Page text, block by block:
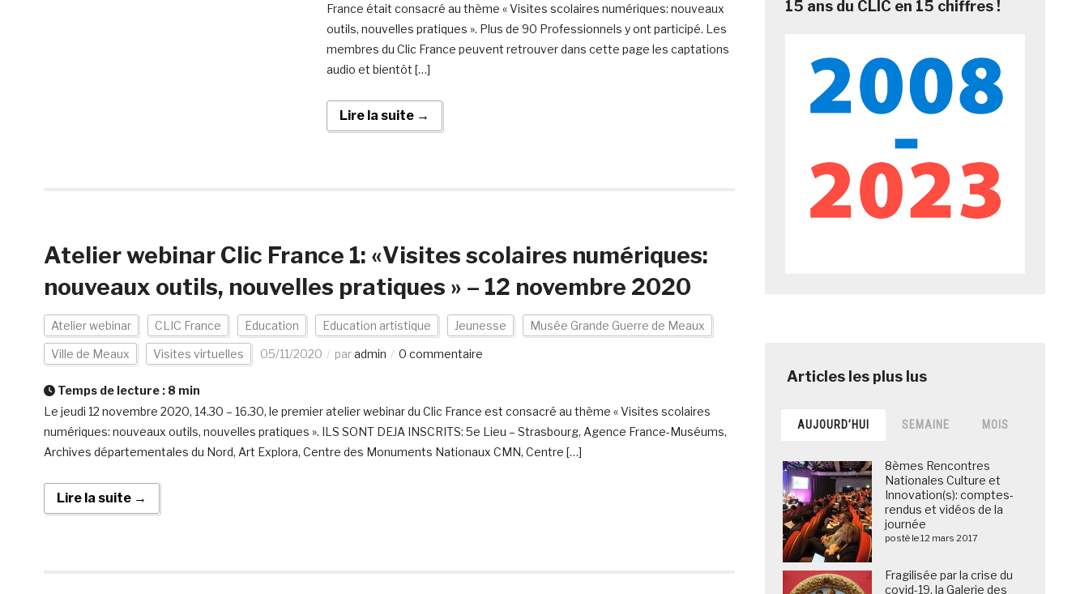
France était consacré au thème « Visites scolaires numériques: nouveaux
outils, nouvelles pratiques ». Plus de 90 Professionnels y ont participé. Les
membres du Clic France peuvent retrouver dans cette page les captations
audio et bientôt […]
Lire la suite →
Atelier webinar Clic France 1: «Visites scolaires numériques:
nouveaux outils, nouvelles pratiques » – 12 novembre 2020
Atelier webinar CLIC France Education Education artistique Jeunesse Musée Grande Guerre de Meaux
Ville de Meaux Visites virtuelles 05/11/2020 paradmin 0 commentaire
Temps de lecture : 8 min
Le jeudi 12 novembre 2020, 14.30 – 16.30, le premier atelier webinar du Clic France est consacré au thème « Visites scolaires
numériques: nouveaux outils, nouvelles pratiques ». ILS SONT DEJA INSCRITS: 5e Lieu – Strasbourg, Agence France-Muséums,
Archives départementales du Nord, Art Explora, Centre des Monuments Nationaux CMN, Centre […]
Lire la suite →
15 ans du CLIC en 15 chiffres !
AUJOURD’HUI SEMAINE MOIS
8èmes Rencontres
Nationales Culture et
Innovation(s): comptes-
rendus et vidéos de la
journée
posté le 12 mars 2017
Fragilisée par la crise du
covid-19, la Galerie des